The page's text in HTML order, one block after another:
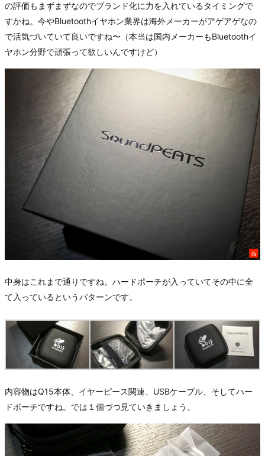
の評価もまずまずなのでブランド化に力を入れているタイミングで
すかね。今やBluetoothイヤホン業界は海外メーカーがアゲアゲなの
で活気づいていて良いですね〜（本当は国内メーカーもBluetoothイ
ヤホン分野で頑張って欲しいんですけど）
中身はこれまで通りですね。ハードポーチが入っていてその中に全
て入っているというパターンです。
内容物はQ15本体、イヤーピース関連、USBケーブル、そしてハー
ドポーチですね。では１個づつ見ていきましょう。